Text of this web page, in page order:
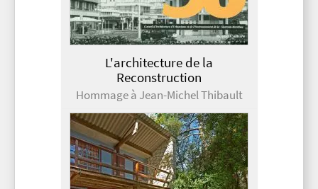
L'architecture de la
Reconstruction
Hommage à Jean-Michel Thibault